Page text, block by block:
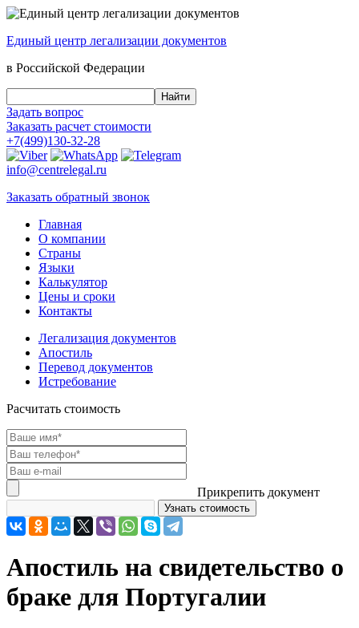
Единый центр легализации документов
в Российской Федерации
Задать вопрос
Заказать расчет стоимости
+7(499)130-32-28
info@centrelegal.ru
Заказать обратный звонок
Главная
О компании
Страны
Языки
Калькулятор
Цены и сроки
Контакты
Легализация документов
Апостиль
Перевод документов
Истребование
Расчитать стоимость
Прикрепить документ
Апостиль на свидетельство о
браке для Португалии